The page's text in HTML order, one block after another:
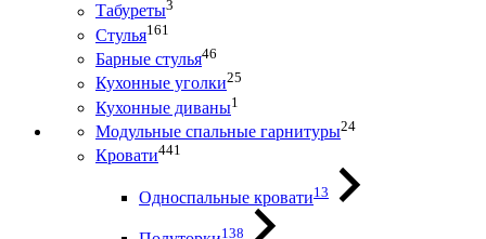
Табуреты3
Стулья161
Барные стулья46
Кухонные уголки25
Кухонные диваны1
Модульные спальные гарнитуры24
Кровати441
Односпальные кровати13
138